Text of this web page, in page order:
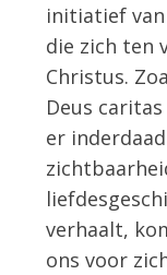
initiatief van
die zich ten
Christus.
Deus
er
verhaalt,
ons voor